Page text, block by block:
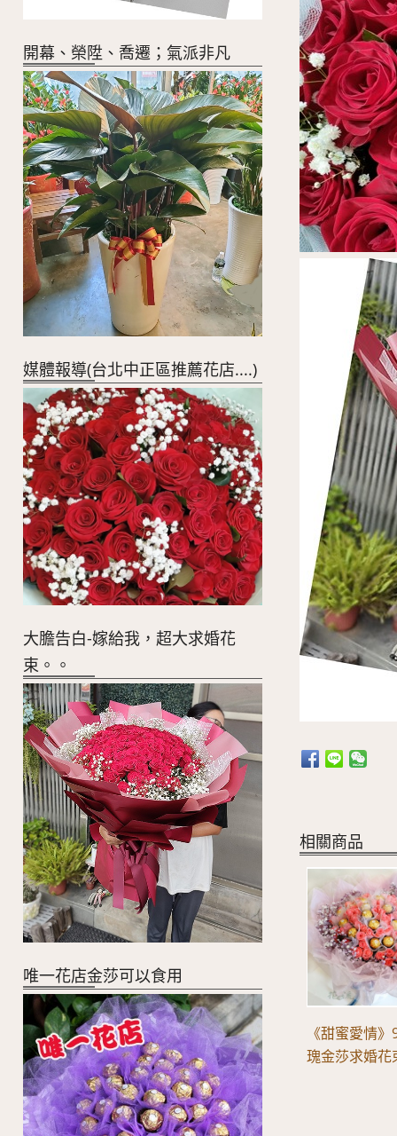
開幕、榮陞、喬遷；氣派非凡
媒體報導(台北中正區推薦花店....)
大膽告白-嫁給我，超大求婚花
束。。
唯一花店金莎可以食用
相關商品
《甜蜜愛情
瑰金莎求婚花